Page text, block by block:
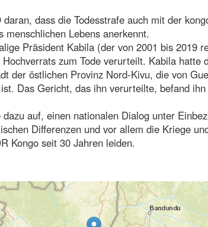
dass die Todesstrafe auch mit der
Lebens anerkennt.
Präsident Kabila (der von 2001 bis 2019
zum Tode verurteilt. Kabila hatte
der östlichen Provinz Nord-Kivu, die von
Das Gericht, das ihn verurteilte, befand
auf, einen nationalen Dialog unter
Differenzen und vor allem die Kriege
Kongo seit 30 Jahren leiden.